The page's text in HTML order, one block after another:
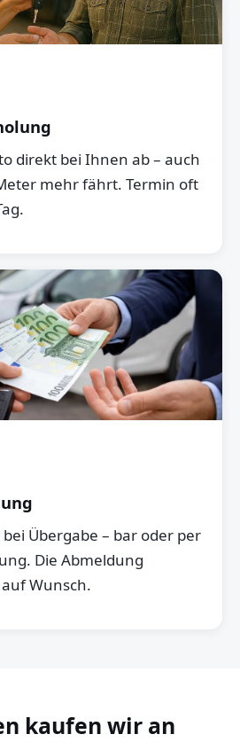
direkt bei Ihnen ab – auch
mehr fährt. Termin oft
Übergabe – bar oder per
Die Abmeldung
Wunsch.
kaufen wir an